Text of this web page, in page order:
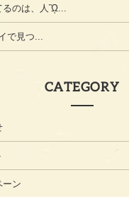
るのは、人ᾫ...
で見つ...
CATEGORY
ーン